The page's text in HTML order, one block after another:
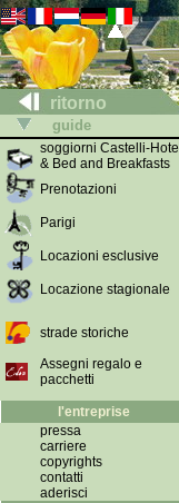
ritorno
guide
soggiorni Castelli-Hotel
& Bed and Breakfasts
Prenotazioni
Parigi
Locazioni esclusive
Locazione stagionale
strade storiche
Assegni regalo e
pacchetti
l'entreprise
pressa
carriere
copyrights
contatti
aderisci